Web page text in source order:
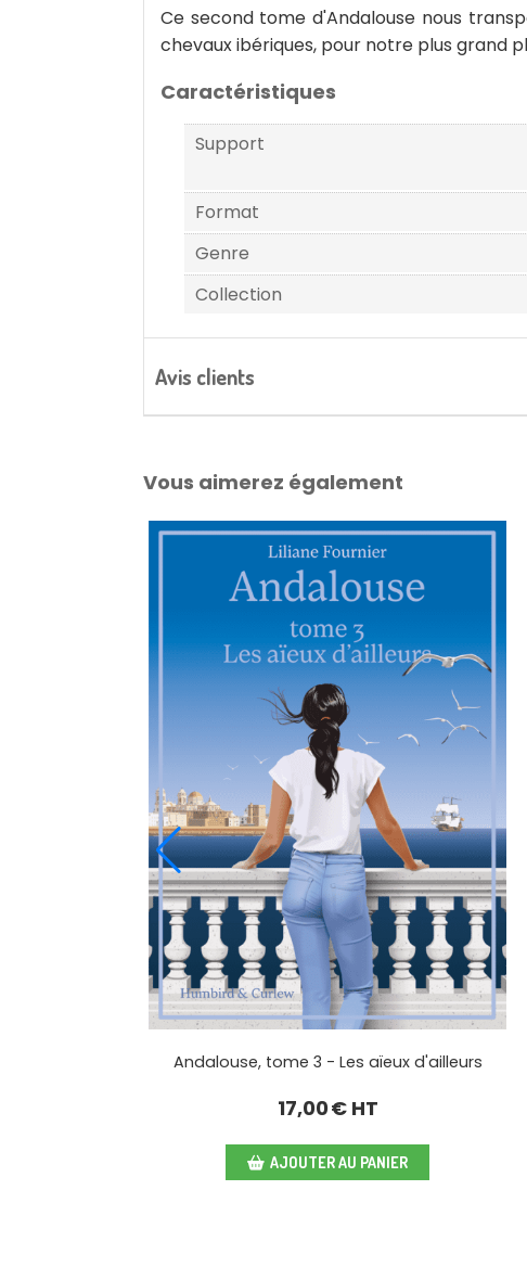
Ce second tome d'Andalouse nous
chevaux ibériques, pour notre plus grand
Caractéristiques
Support
Format
Genre
Collection
Avis clients
Vous aimerez également
Andalouse, tome 3 - Les aïeux d'ailleurs
17,00€ HT
AJOUTER AU PANIER